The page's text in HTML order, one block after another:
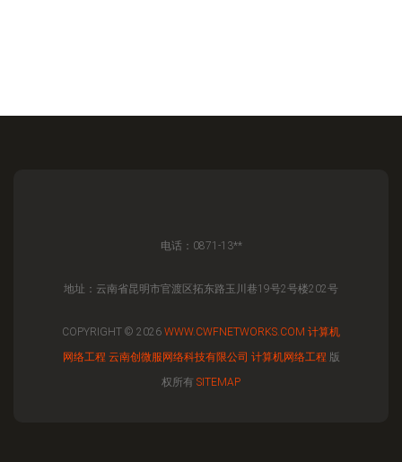
电话：0871-13**
地址：云南省昆明市官渡区拓东路玉川巷19号2号楼202号
COPYRIGHT © 2026 WWW.CWFNETWORKS.COM 计算机
网络工程 云南创微服网络科技有限公司 计算机网络工程 版
权所有 SITEMAP